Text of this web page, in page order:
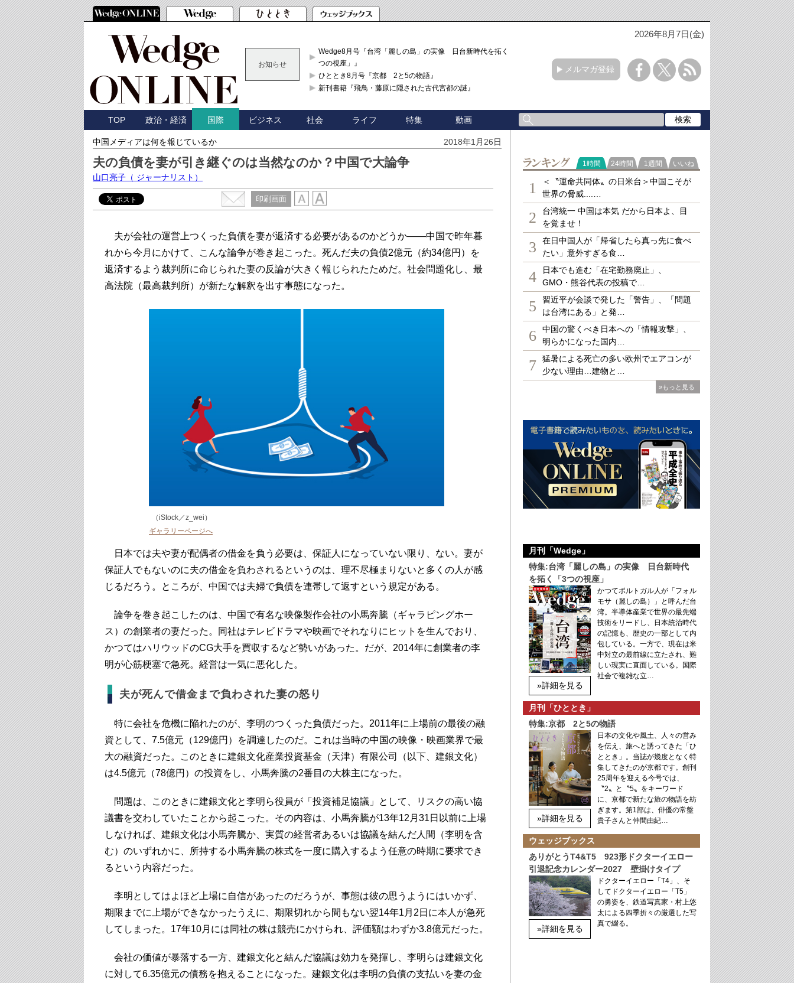
2026年8月7日(金)
お知らせ
Wedge8月号『台湾「麗しの島」の実像 日台新時代を拓く「3
つの視座」』
ひととき8月号『京都 2と5の物語』
新刊書籍『飛鳥・藤原に隠された古代宮都の謎』
メルマガ登録
TOP 政治・経済 国際 ビジネス 社会 ライフ 特集 動画
中国メディアは何を報じているか 2018年1月26日
夫の負債を妻が引き継ぐのは当然なのか？中国で大論争
山口亮子 （ ジャーナリスト）
印刷画面
夫が会社の運営上つくった負債を妻が返済する必要があるのかどうか――中国で昨年暮
れから今月にかけて、こんな論争が巻き起こった。死んだ夫の負債2億元（約34億円）を
返済するよう裁判所に命じられた妻の反論が大きく報じられたためだ。社会問題化し、最
高法院（最高裁判所）が新たな解釈を出す事態になった。
（iStock／z_wei）
ギャラリーページへ
日本では夫や妻が配偶者の借金を負う必要は、保証人になっていない限り、ない。妻が
保証人でもないのに夫の借金を負わされるというのは、理不尽極まりないと多くの人が感
じるだろう。ところが、中国では夫婦で負債を連帯して返すという規定がある。
論争を巻き起こしたのは、中国で有名な映像製作会社の小馬奔騰（ギャラピングホー
ス）の創業者の妻だった。同社はテレビドラマや映画でそれなりにヒットを生んでおり、
かつてはハリウッドのCG大手を買収するなど勢いがあった。だが、2014年に創業者の李
明が心筋梗塞で急死。経営は一気に悪化した。
夫が死んで借金まで負わされた妻の怒り
特に会社を危機に陥れたのが、李明のつくった負債だった。2011年に上場前の最後の融
資として、7.5億元（129億円）を調達したのだ。これは当時の中国の映像・映画業界で最
大の融資だった。このときに建銀文化産業投資基金（天津）有限公司（以下、建銀文化）
は4.5億元（78億円）の投資をし、小馬奔騰の2番目の大株主になった。
問題は、このときに建銀文化と李明ら役員が「投資補足協議」として、リスクの高い協
議書を交わしていたことから起こった。その内容は、小馬奔騰が13年12月31日以前に上場
しなければ、建銀文化は小馬奔騰か、実質の経営者あるいは協議を結んだ人間（李明を含
む）のいずれかに、所持する小馬奔騰の株式を一度に購入するよう任意の時期に要求でき
るという内容だった。
李明としてはよほど上場に自信があったのだろうが、事態は彼の思うようにはいかず、
期限までに上場ができなかったうえに、期限切れから間もない翌14年1月2日に本人が急死
してしまった。17年10月には同社の株は競売にかけられ、評価額はわずか3.8億元だった。
会社の価値が暴落する一方、建銀文化と結んだ協議は効力を発揮し、李明らは建銀文化
に対して6.35億元の債務を抱えることになった。建銀文化は李明の負債の支払いを妻の金
ランキング
1時間 24時間 1週間 いいね
1
＜〝運命共同体〟の日米台＞中国こそが
世界の脅威....…
2
台湾統一 中国は本気 だから日本よ、目
を覚ませ！
3
在日中国人が「帰省したら真っ先に食べ
たい」意外すぎる食…
4
日本でも進む「在宅勤務廃止」、
GMO・熊谷代表の投稿で…
5
習近平が会談で発した「警告」、「問題
は台湾にある」と発…
6
中国の驚くべき日本への「情報攻撃」、
明らかになった国内…
7
猛暑による死亡の多い欧州でエアコンが
少ない理由…建物と…
»もっと見る
月刊「Wedge」
特集:台湾「麗しの島」の実像 日台新時代
を拓く「3つの視座」
»詳細を見る
かつてポルトガル人が「フォル
モサ（麗しの島）」と呼んだ台
湾。半導体産業で世界の最先端
技術をリードし、日本統治時代
の記憶も、歴史の一部として内
包している。一方で、現在は米
中対立の最前線に立たされ、難
しい現実に直面している。国際
社会で複雑な立…
月刊「ひととき」
特集:京都 2と5の物語
»詳細を見る
日本の文化や風土、人々の営み
を伝え、旅へと誘ってきた「ひ
ととき」。当誌が幾度となく特
集してきたのが京都です。創刊
25周年を迎える今号では、
〝2〟と〝5〟をキーワード
に、京都で新たな旅の物語を紡
ぎます。第1部は、俳優の常盤
貴子さんと仲間由紀…
ウェッジブックス
ありがとうT4&T5 923形ドクターイエロー
引退記念カレンダー2027 壁掛けタイプ
»詳細を見る
ドクターイエロー「T4」、そ
してドクターイエロー「T5」
の勇姿を、鉄道写真家・村上悠
太による四季折々の厳選した写
真で綴る。